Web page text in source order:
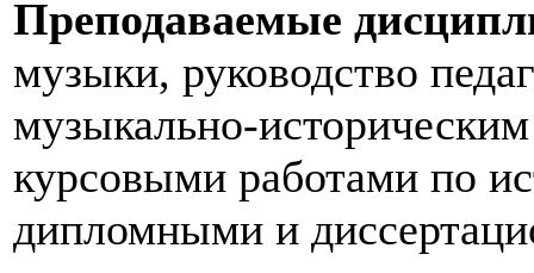
Преподаваемые
музыки, руководство
музыкально-
курсовыми работами по
дипломными и